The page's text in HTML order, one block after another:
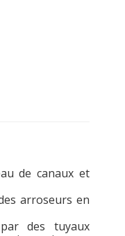
de canaux et
arroseurs en
des tuyaux